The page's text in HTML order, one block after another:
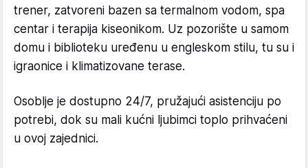
trener, zatvoreni bazen sa termalnom vodom, spa
centar i terapija kiseonikom. Uz pozorište u samom
domu i biblioteku uređenu u engleskom stilu, tu su i
igraonice i klimatizovane terase.
Osoblje je dostupno 24/7, pružajući asistenciju po
potrebi, dok su mali kućni ljubimci toplo prihvaćeni
u ovoj zajednici.